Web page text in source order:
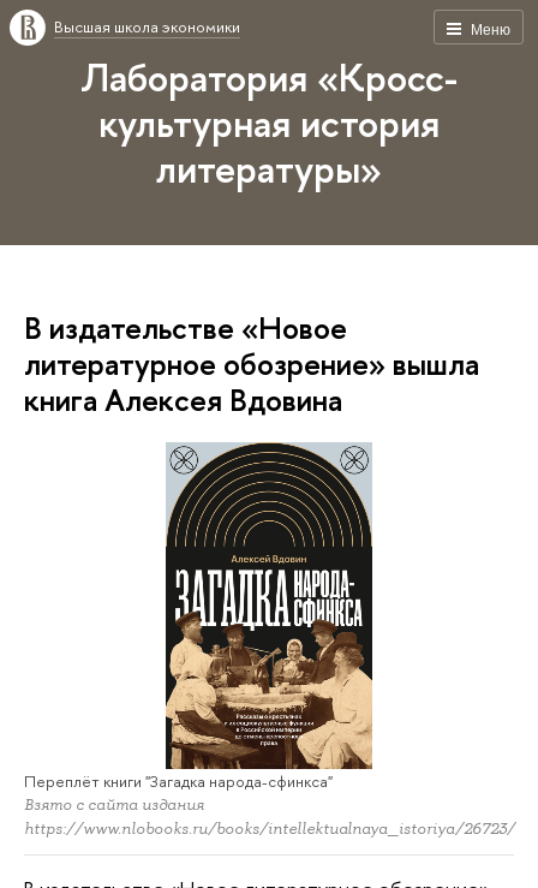
Меню
Высшая школа экономики
Лаборатория «Кросс-
культурная история
литературы»
В издательстве «Новое
литературное обозрение» вышла
книга Алексея Вдовина
Переплёт книги "Загадка народа-сфинкса"
Взято с сайта издания
https://www.nlobooks.ru/books/intellektualnaya_istoriya/26723/